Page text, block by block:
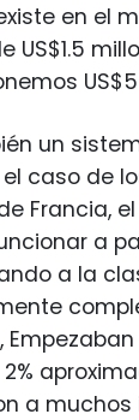
en el
US$1.5
un
el caso de
Francia,
a
a la
a muchos